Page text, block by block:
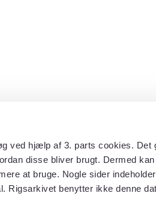
ved hjælp af 3. parts cookies. Det
disse bliver brugt. Dermed
at bruge. Nogle sider
Rigsarkivet benytter ikke denne